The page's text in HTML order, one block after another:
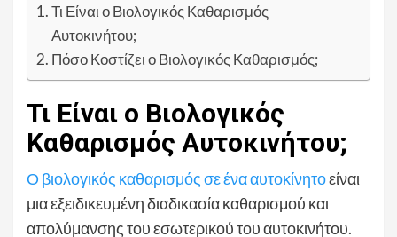
Τι Είναι ο Βιολογικός Καθαρισμός
Αυτοκινήτου;
Πόσο Κοστίζει ο Βιολογικός Καθαρισμός;
Τι Είναι ο Βιολογικός
Καθαρισμός Αυτοκινήτου;
Ο βιολογικός καθαρισμός σε ένα αυτοκίνητοείναι
μια εξειδικευμένη διαδικασία καθαρισμού και
απολύμανσης του εσωτερικού του αυτοκινήτου.